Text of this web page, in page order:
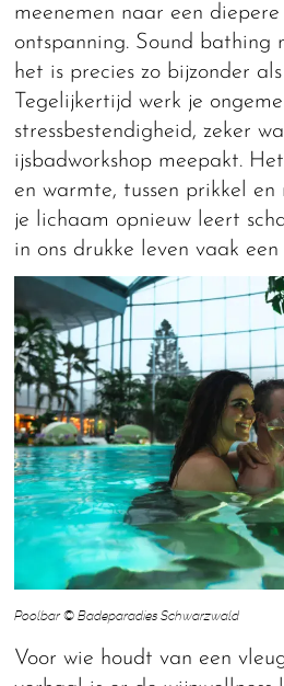
meenemen naar een
ontspanning. Sound bathing
het is precies zo bijzonder
Tegelijkertijd werk je
stressbestendigheid, zeker
ijsbadworkshop meepakt.
en warmte, tussen prikkel
je lichaam opnieuw leert
in ons drukke leven vaak
Poolbar © Badeparadies Schwarzwald
Voor wie houdt van een